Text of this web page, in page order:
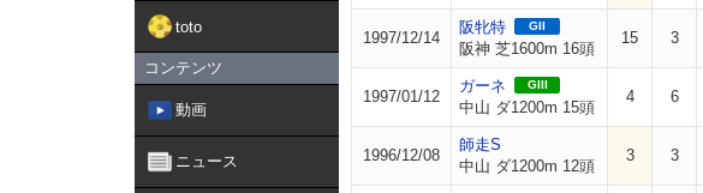
toto
コンテンツ
動画
ニュース
1997/12/14
阪牝特 GII
阪神 芝1600m 16頭
15 3
1997/01/12
ガーネ GIII
中山 ダ1200m 15頭
4 6
1996/12/08
師走S
中山 ダ1200m 12頭
3 3